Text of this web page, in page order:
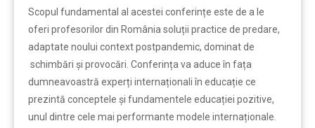
Scopul fundamental al acestei conferințe este de a le
oferi profesorilor din România soluții practice de predare,
adaptate noului context postpandemic, dominat de
schimbări și provocări. Conferința va aduce în fața
dumneavoastră experți internaționali în educație ce
prezintă conceptele și fundamentele educației pozitive,
unul dintre cele mai performante modele internaționale.